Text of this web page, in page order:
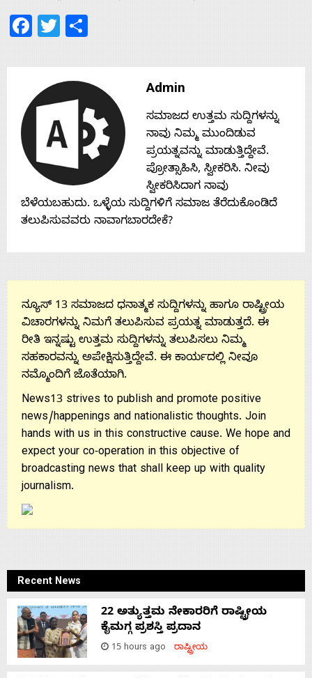
Facebook
Twitter
Admin
ಸಮಾಜದ ಉತ್ತಮ ಸುದ್ದಿಗಳನ್ನು
ನಾವು ನಿಮ್ಮ ಮುಂದಿಡುವ
ಪ್ರಯತ್ನವನ್ನು ಮಾಡುತ್ತಿದ್ದೇವೆ.
ಪ್ರೋತ್ಸಾಹಿಸಿ, ಸ್ವೀಕರಿಸಿ. ನೀವು
ಸ್ವೀಕರಿಸಿದಾಗ ನಾವು
ಬೆಳೆಯಬಹುದು. ಒಳ್ಳೆಯ ಸುದ್ದಿಗಳಿಗೆ ಸಮಾಜ ತೆರೆದುಕೊಂಡಿದೆ
ತಲುಪಿಸುವವರು ನಾವಾಗಬಾರದೇಕೆ?
ನ್ಯೂಸ್ 13 ಸಮಾಜದ ಧನಾತ್ಮಕ ಸುದ್ದಿಗಳನ್ನು ಹಾಗೂ ರಾಷ್ಟ್ರೀಯ
ವಿಚಾರಗಳನ್ನು ನಿಮಗೆ ತಲುಪಿಸುವ ಪ್ರಯತ್ನ ಮಾಡುತ್ತದೆ. ಈ
ರೀತಿ ಇನ್ನಷ್ಟು ಉತ್ತಮ ಸುದ್ದಿಗಳನ್ನು ತಲುಪಿಸಲು ನಿಮ್ಮ
ಸಹಕಾರವನ್ನು ಅಪೇಕ್ಷಿಸುತ್ತಿದ್ದೇವೆ. ಈ ಕಾರ್ಯದಲ್ಲಿ ನೀವೂ
ನಮ್ಮೊಂದಿಗೆ ಜೊತೆಯಾಗಿ.
News13 strives to publish and promote positive
news/happenings and nationalistic thoughts. Join
hands with us in this constructive cause. We hope and
expect your co-operation in this objective of
broadcasting news that shall keep up with quality
journalism.
Recent News
22 ಅತ್ಯುತ್ತಮ ನೇಕಾರರಿಗೆ ರಾಷ್ಟ್ರೀಯ
ಕೈಮಗ್ಗ ಪ್ರಶಸ್ತಿ ಪ್ರದಾನ
15 hours ago ರಾಷ್ಟ್ರೀಯ